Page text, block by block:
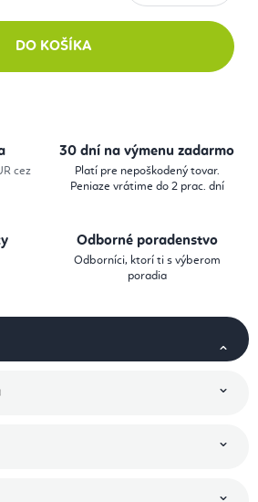
DO KOŠÍKA
cez
30 dní na výmenu zadarmo
Platí pre nepoškodený tovar.
Peniaze vrátime do 2 prac. dní
Odborné poradenstvo
Odborníci, ktorí ti s výberom
poradia